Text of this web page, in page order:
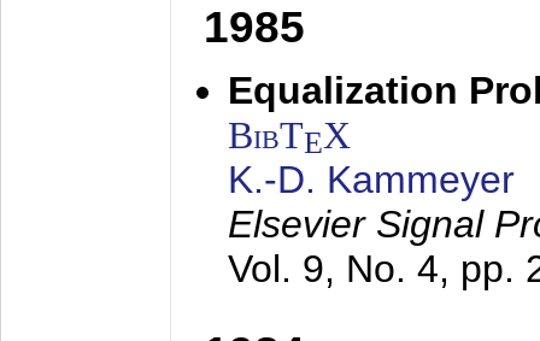
1985
Equalization
BibTEX
K.-D. Kammeyer
Elsevier Signal
Vol. 9, No. 4, pp.